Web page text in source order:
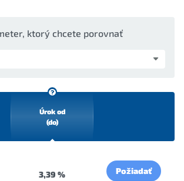
ktorý chcete porovnať
Úrok od
(do)
3,39 % Požiadať